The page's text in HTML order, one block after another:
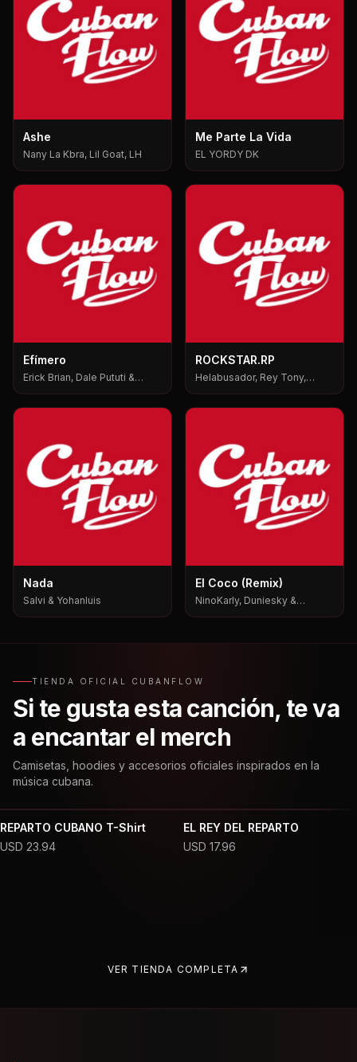
Ashe
Nany La Kbra, Lil Goat, LH
Me Parte La Vida
EL YORDY DK
Efímero
Erick Brian, Dale Pututi &
ROCKSTAR.RP
Helabusador, Rey Tony,
Nada
Salvi & Yohanluis
El Coco (Remix)
NinoKarly, Duniesky &
TIENDA OFICIAL CUBANFLOW
Si te gusta esta canción, te va
a encantar el merch
Camisetas, hoodies y accesorios oficiales inspirados en la
música cubana.
REPARTO CUBANO T-Shirt
USD 23.94
EL REY DEL REPARTO
USD 17.96
VER TIENDA COMPLETA